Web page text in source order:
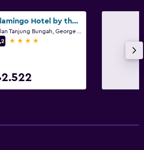
Flamingo Hotel by the Beach, Penang
4 yıldız